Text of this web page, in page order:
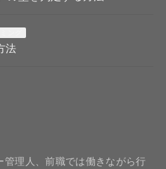
法
理人、前職では働きながら行